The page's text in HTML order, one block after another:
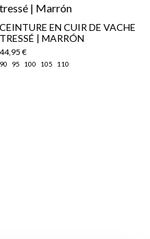
CEINTURE EN CUIR DE VACHE
TRESSÉ | MARRÓN
44,95 €
90 95 100 105 110